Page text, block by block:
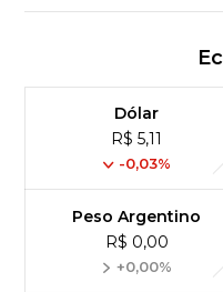
Dólar
R$ 5,11
-0,03%
Peso Argentino
R$ 0,00
+0,00%